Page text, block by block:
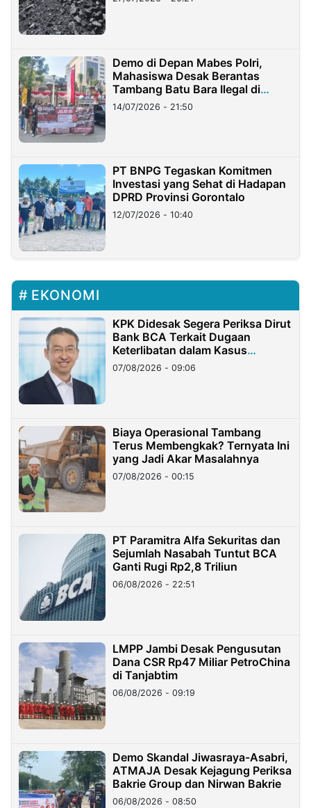
Demo di Depan Mabes Polri,
Mahasiswa Desak Berantas
Tambang Batu Bara Ilegal di
Lampung
14/07/2026 - 21:50
PT BNPG Tegaskan Komitmen
Investasi yang Sehat di Hadapan
DPRD Provinsi Gorontalo
12/07/2026 - 10:40
EKONOMI
KPK Didesak Segera Periksa Dirut
Bank BCA Terkait Dugaan
Keterlibatan dalam Kasus
Hilangnya Dana Nasabah Rp2,58
Miliar
07/08/2026 - 09:06
Biaya Operasional Tambang
Terus Membengkak? Ternyata Ini
yang Jadi Akar Masalahnya
07/08/2026 - 00:15
PT Paramitra Alfa Sekuritas dan
Sejumlah Nasabah Tuntut BCA
Ganti Rugi Rp2,8 Triliun
06/08/2026 - 22:51
LMPP Jambi Desak Pengusutan
Dana CSR Rp47 Miliar PetroChina
di Tanjabtim
06/08/2026 - 09:19
Demo Skandal Jiwasraya-Asabri,
ATMAJA Desak Kejagung Periksa
Bakrie Group dan Nirwan Bakrie
06/08/2026 - 08:50